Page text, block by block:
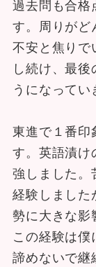
過去問も合
す。周りがど
不安と焦りで
し続け、最
うになってい
東進で１番
す。英語漬
強しました。
経験しまし
勢に大きな影
この経験は僕
諦めないで継